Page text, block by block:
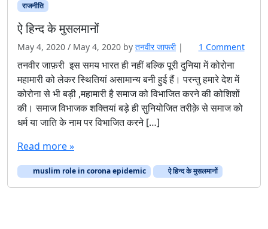
राजनीति
ऐ हिन्द के मुसलमानों
May 4, 2020 / May 4, 2020 by तनवीर जाफरी | 1 Commento
तनवीर जाफ़री इस समय भारत ही नहीं बल्कि पूरी दुनिया में कोरोना
महामारी को लेकर स्थितियां असामान्य बनी हुई हैं। परन्तु हमारे देश में
कोरोना से भी बड़ी ,महामारी है समाज को विभाजित करने की कोशिशों
की। समाज विभाजक शक्तियां बड़े ही सुनियोजित तरीक़े से समाज को
धर्म या जाति के नाम पर विभाजित करने […]
Read more »
muslim role in corona epidemic ऐ हिन्द के मुसलमानों